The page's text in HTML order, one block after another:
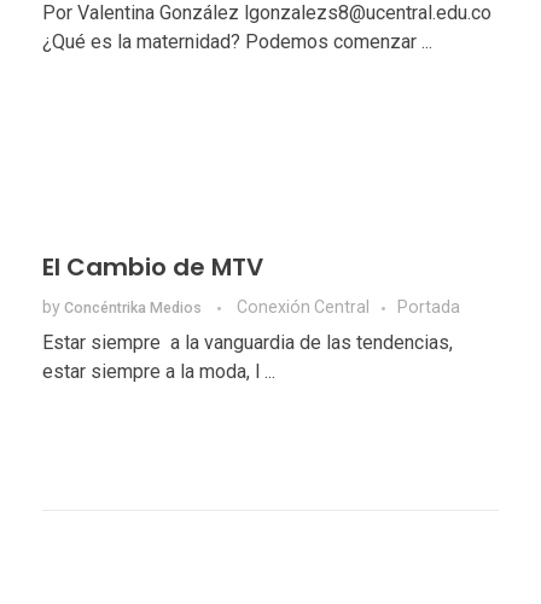
Por Valentina González lgonzalezs8@ucentral.edu.co
¿Qué es la maternidad? Podemos comenzar ...
El Cambio de MTV
by Concéntrika Medios Conexión Central Portada
Estar siempre a la vanguardia de las tendencias,
estar siempre a la moda, l ...